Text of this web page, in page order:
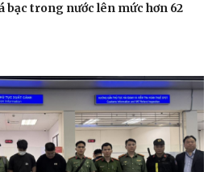
Thời trang
bạc trong nước lên mức hơn 62